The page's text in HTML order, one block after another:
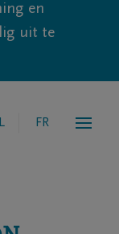
en
uit te
FR